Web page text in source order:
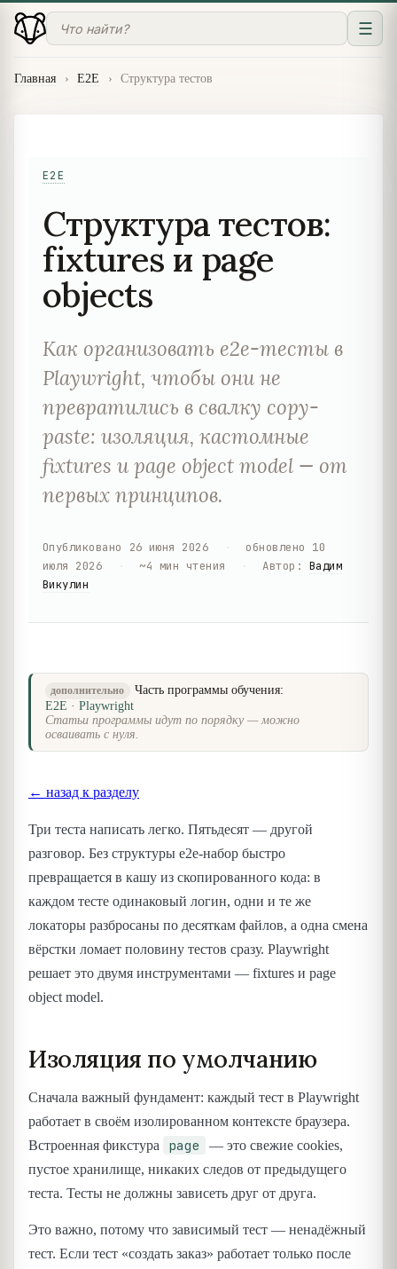
☰
Главная › E2E › Структура тестов
E2E
Структура тестов:
fixtures и page
objects
Как организовать e2e-тесты в
Playwright, чтобы они не
превратились в свалку copy-
paste: изоляция, кастомные
fixtures и page object model — от
первых принципов.
Опубликовано 26 июня 2026 обновлено 10
июля 2026
~4 мин чтения Автор : Вадим
Викулин
дополнительно
Часть программы обучения:
E2E · Playwright
Статьи программы идут по порядку — можно
осваивать с нуля.
← назад к разделу
Три теста написать легко. Пятьдесят — другой
разговор. Без структуры e2e-набор быстро
превращается в кашу из скопированного кода: в
каждом тесте одинаковый логин, одни и те же
локаторы разбросаны по десяткам файлов, а одна смена
вёрстки ломает половину тестов сразу. Playwright
решает это двумя инструментами — fixtures и page
object model.
Изоляция по умолчанию
Сначала важный фундамент: каждый тест в Playwright
работает в своём изолированном контексте браузера.
Встроенная фикстура
page
— это свежие cookies,
пустое хранилище, никаких следов от предыдущего
теста. Тесты не должны зависеть друг от друга.
Это важно, потому что зависимый тест — ненадёжный
тест. Если тест «создать заказ» работает только после